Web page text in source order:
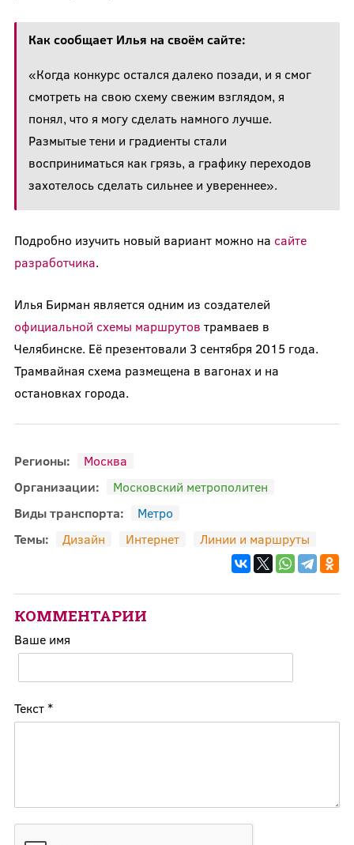
Как сообщает Илья на своём сайте:
«Когда конкурс остался далеко позади, и я смог
смотреть на свою схему свежим взглядом, я
понял, что я могу сделать намного лучше.
Размытые тени и градиенты стали
восприниматься как грязь, а графику переходов
захотелось сделать сильнее и увереннее».
Подробно изучить новый вариант можно на сайте
разработчика.
Илья Бирман является одним из создателей
официальной схемы маршрутов трамваев в
Челябинске. Её презентовали 3 сентября 2015 года.
Трамвайная схема размещена в вагонах и на
остановках города.
Регионы:
Москва
Организации:
Московский метрополитен
Виды транспорта:
Метро
Темы:
Дизайн Интернет Линии и маршруты
КОММЕНТАРИИ
Ваше имя
Текст *